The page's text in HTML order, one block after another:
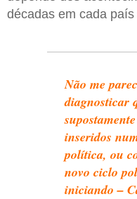
décadas em cada
Não me
diagnosticar
inseridos
política, ou
novo ciclo
iniciando –